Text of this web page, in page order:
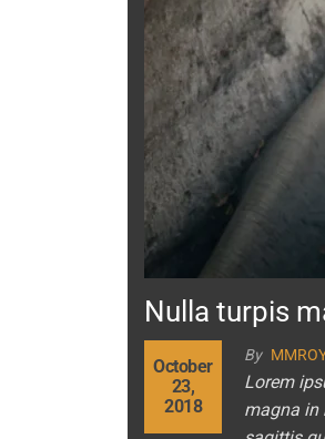
Nulla turpis
By
October
23,
2018
Lorem
magna in